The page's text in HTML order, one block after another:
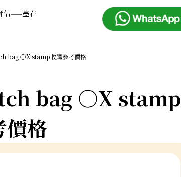
估——盡在
bag ○X stamp收購參考價格
bag ○X stamp
價格